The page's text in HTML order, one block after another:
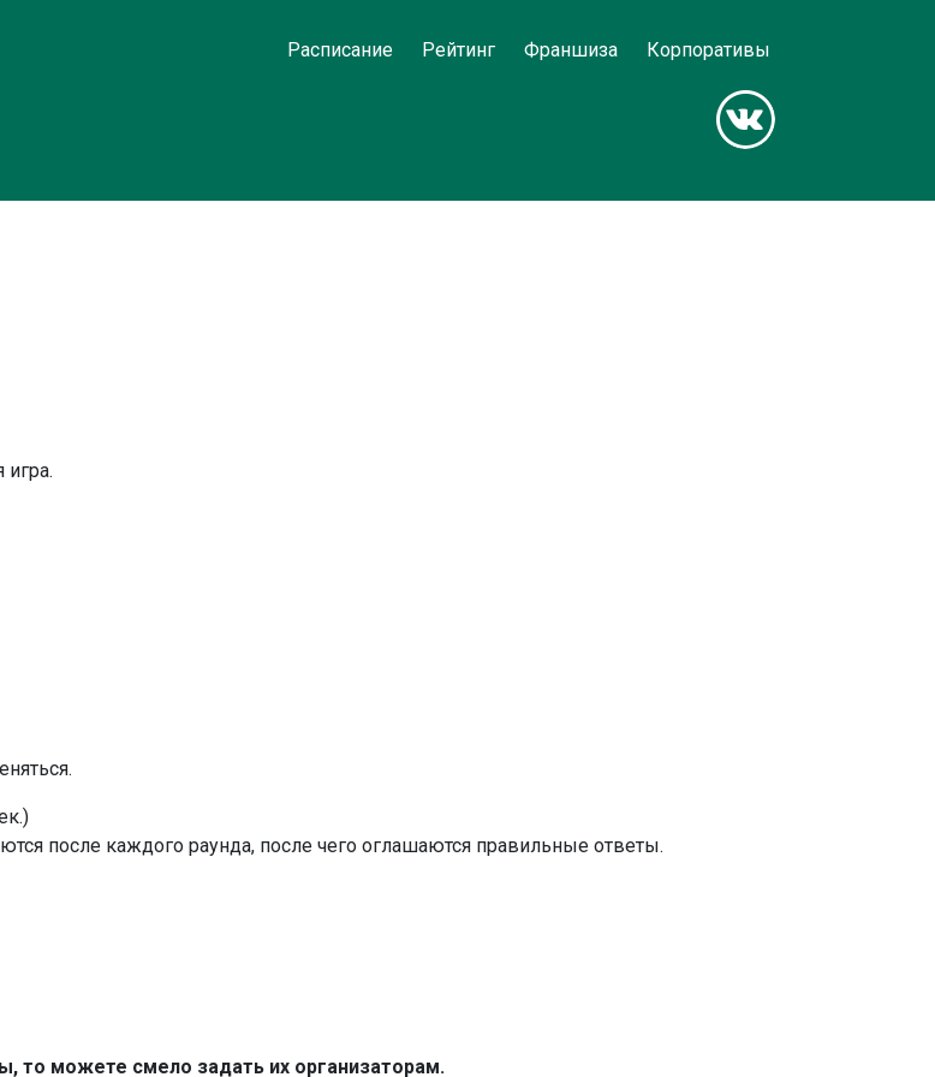
Расписание Рейтинг Франшиза Корпоративы
игра.
после каждого раунда, после чего оглашаются правильные ответы.
то можете смело задать их организаторам.